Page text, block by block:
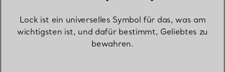
Lock ist ein universelles Symbol für das, was am
wichtigsten ist, und dafür bestimmt, Geliebtes zu
bewahren.